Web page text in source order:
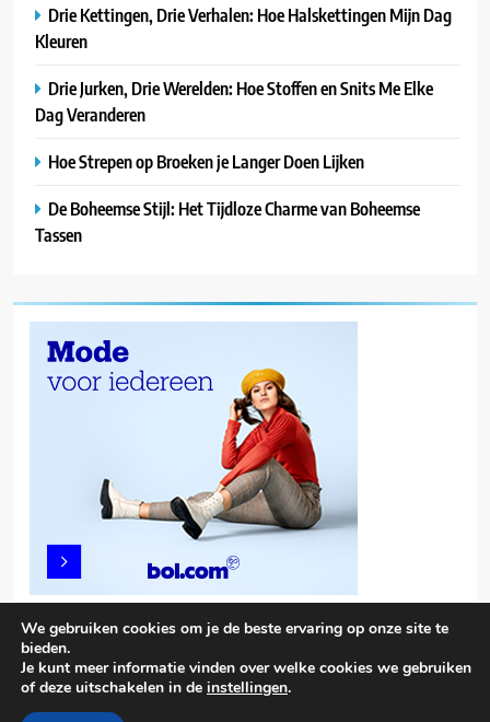
Drie Kettingen, Drie Verhalen: Hoe Halskettingen Mijn Dag
Kleuren
Drie Jurken, Drie Werelden: Hoe Stoffen en Snits Me Elke
Dag Veranderen
Hoe Strepen op Broeken je Langer Doen Lijken
De Boheemse Stijl: Het Tijdloze Charme van Boheemse
Tassen
Trendy News - News WordPress Theme. All Rights Reserved 2026.
We gebruiken cookies om je de beste ervaring op onze site te
bieden.
Je kunt meer informatie vinden over welke cookies we gebruiken
of deze uitschakelen in de instellingen.